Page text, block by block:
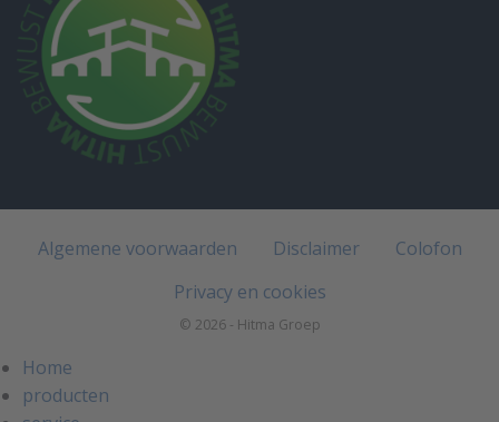
Algemene voorwaarden Disclaimer
Colofon
Privacy en cookies
© 2026 - Hitma Groep
Home
producten